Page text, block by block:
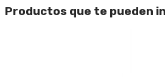
Productos que te pueden